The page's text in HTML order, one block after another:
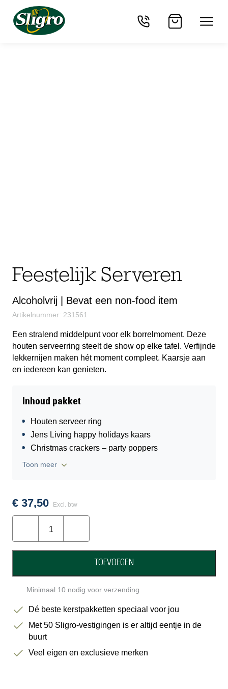
Feestelijk Serveren
Alcoholvrij | Bevat een non-food item
Artikelnummer: 231561
Een stralend middelpunt voor elk borrelmoment. Deze
houten serveerring steelt de show op elke tafel. Verfijnde
lekkernijen maken hét moment compleet. Kaarsje aan
en iedereen kan genieten.
Inhoud pakket
Houten serveer ring
Jens Living happy holidays kaars
Christmas crackers – party poppers
Happy Holidays party toast 80 gram
Premium Selection tapenade pomodori 106 ml
Buiteman cheddar biscuits 75 gram
Happy Holidays ribbelchips gezouten 90 gram
Daendels suikerpinda’s 200 gram
Doos 39x39x18,5 cm
Voordeelvouchers
Toon meer
€ 37,50 Excl. btw
aantal
TOEVOEGEN
Minimaal 10 nodig voor verzending
Dé beste kerstpakketten speciaal voor jou
Met 50 Sligro-vestigingen is er altijd eentje in de
buurt
Veel eigen en exclusieve merken